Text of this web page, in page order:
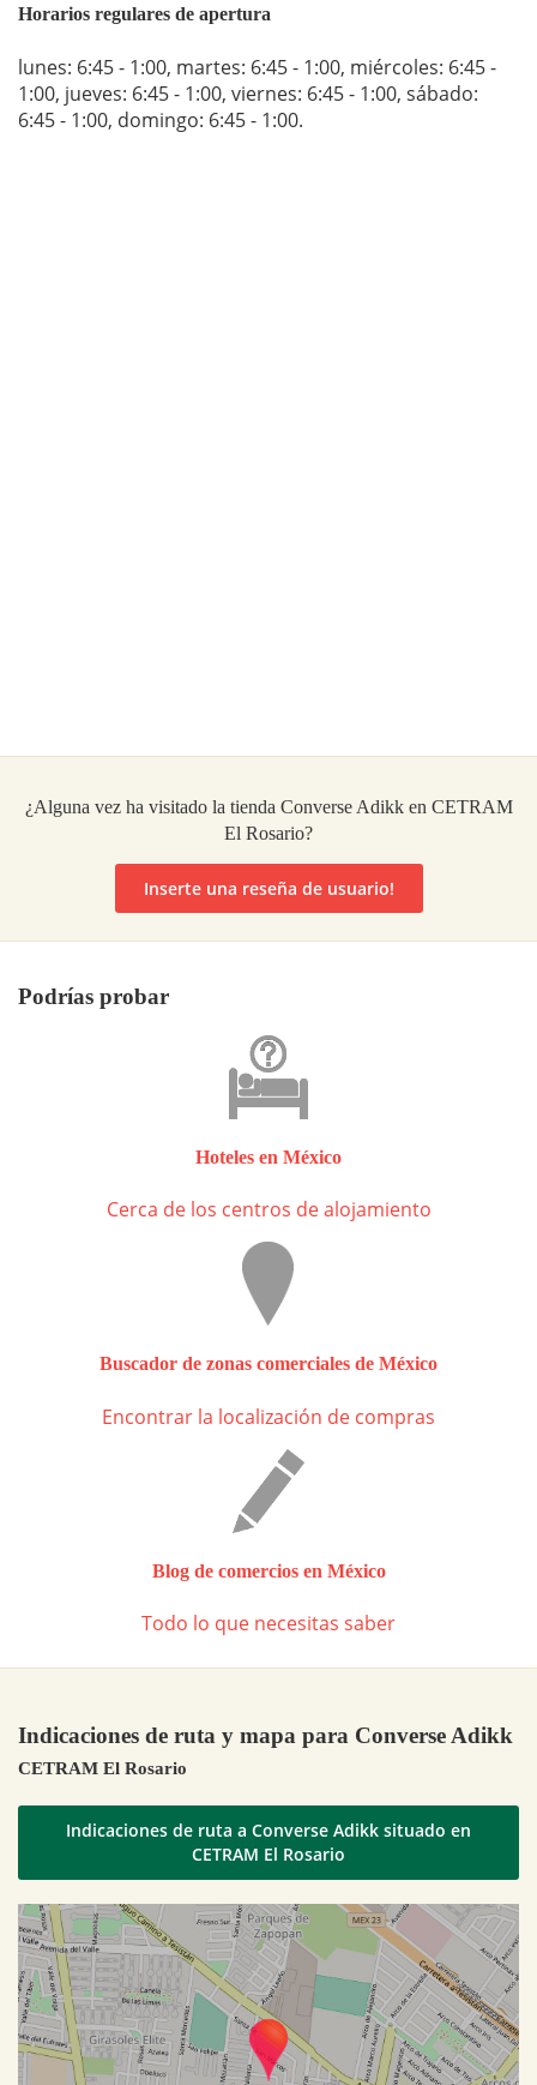
Horarios regulares de apertura
lunes: 6:45 - 1:00, martes: 6:45 - 1:00, miércoles: 6:45 -
1:00, jueves: 6:45 - 1:00, viernes: 6:45 - 1:00, sábado:
6:45 - 1:00, domingo: 6:45 - 1:00.
¿Alguna vez ha visitado la tienda Converse Adikk en CETRAM
El Rosario?
Inserte una reseña de usuario!
Podrías probar
Hoteles en México
Cerca de los centros de alojamiento
Buscador de zonas comerciales de México
Encontrar la localización de compras
Blog de comercios en México
Todo lo que necesitas saber
Indicaciones de ruta y mapa para Converse Adikk
CETRAM El Rosario
Indicaciones de ruta a Converse Adikk situado en
CETRAM El Rosario